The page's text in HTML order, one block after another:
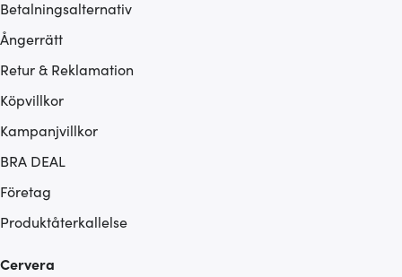
Betalningsalternativ
Ångerrätt
Retur & Reklamation
Köpvillkor
Kampanjvillkor
BRA DEAL
Företag
Produktåterkallelse
Cervera